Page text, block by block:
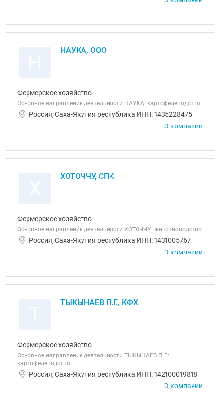
НАУКА, ООО
Фермерское хозяйство
Основное направление деятельности НАУКА: картофелеводство
Россия, Саха-Якутия республика ИНН: 1435228475
О компании
ХОТОЧЧУ, СПК
Фермерское хозяйство
Основное направление деятельности ХОТОЧЧУ: животноводство
Россия, Саха-Якутия республика ИНН: 1431005767
О компании
ТЫКЫНАЕВ П.Г., КФХ
Фермерское хозяйство
Основное направление деятельности ТЫКЫНАЕВ П.Г.:
картофелеводство
Россия, Саха-Якутия республика ИНН: 142100019818
О компании